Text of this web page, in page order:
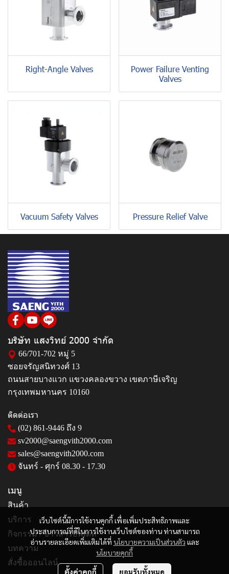
Right-Angle Valves
Power Failure Venting
Valves
Vacuum Safety Valves Pressure Relief Valve
เว็บไซต์นี้มีการใช้งานคุกกี้ เพื่อเพิ่มประสิทธิภาพและ
ประสบการณ์ที่ดีในการใช้งานเว็บไซต์ของท่าน ท่านสามารถ
อ่านรายละเอียดเพิ่มเติมได้ที่ นโยบายความเป็นส่วนตัว และ
นโยบายคุกกี้
ตั้งค่าคุกกี้ ยอมรับทั้งหมด
บริษัท แสงวิทย์ 2000 จำกัด
66/701-702 หมู่ 5
ซอยจรัญสนิทวงศ์ 13
ถนนสายบางแวก แขวงคลองขวาง เขตภาษีเจริญ
กรุงเทพมหานคร 10160
ติดต่อเรา
(02) 861-9446 ถึง 9
sv2000@saengvith2000.com
sales@saengvith2000.com
จันทร์ - ศุกร์ 08.30 - 17.30
เมนู
สินค้า
บริการ
กิจกรรม / ข่าวสารอัพเดท
บทความ
สั่งซื้อออนไลน์